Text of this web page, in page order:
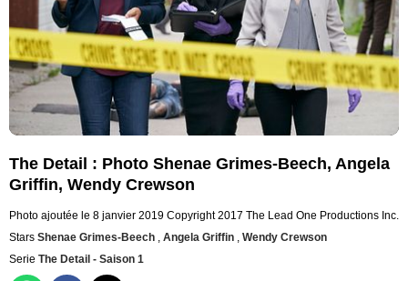
The Detail : Photo Shenae Grimes-Beech, Angela
Griffin, Wendy Crewson
Photo ajoutée le 8 janvier 2019 Copyright 2017 The Lead One Productions Inc.
Stars Shenae Grimes-Beech , Angela Griffin , Wendy Crewson
Serie The Detail - Saison 1